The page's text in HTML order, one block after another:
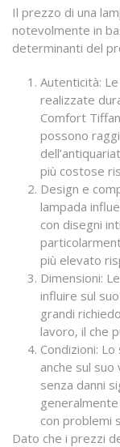
Il prezzo di una
notevolmente in
determinanti del
Autenticità:
realizzate
Comfort
possono
più costose
Design e
lampada
con disegni
più elevato
Dimensioni:
influire sul
grandi
lavoro, il che
Condizioni:
anche sul suo
senza danni
con problemi
Dato che i prezzi